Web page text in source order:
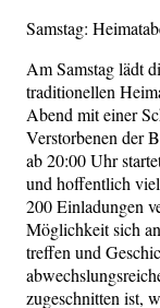
Samstag:
Am Samstag lädt
traditionellen
Abend mit einer
Verstorbenen der
ab 20:00 Uhr
und hoffentlich
200 Einladungen
Möglichkeit sich
treffen und
zugeschnitten ist,